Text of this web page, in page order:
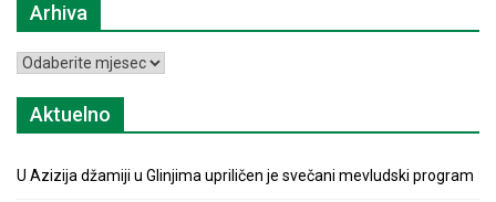
Arhiva
Arhiva
Aktuelno
U Azizija džamiji u Glinjima upriličen je svečani mevludski program